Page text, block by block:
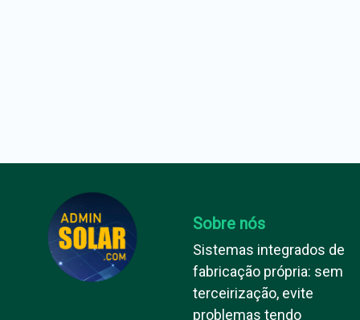
Sobre nós
Sistemas integrados de
fabricação própria: sem
terceirização, evite
problemas tendo